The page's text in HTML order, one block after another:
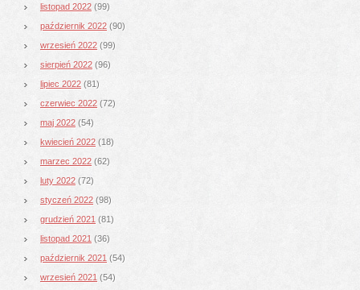
listopad 2022 (99)
październik 2022 (90)
wrzesień 2022 (99)
sierpień 2022 (96)
lipiec 2022 (81)
czerwiec 2022 (72)
maj 2022 (54)
kwiecień 2022 (18)
marzec 2022 (62)
luty 2022 (72)
styczeń 2022 (98)
grudzień 2021 (81)
listopad 2021 (36)
październik 2021 (54)
wrzesień 2021 (54)